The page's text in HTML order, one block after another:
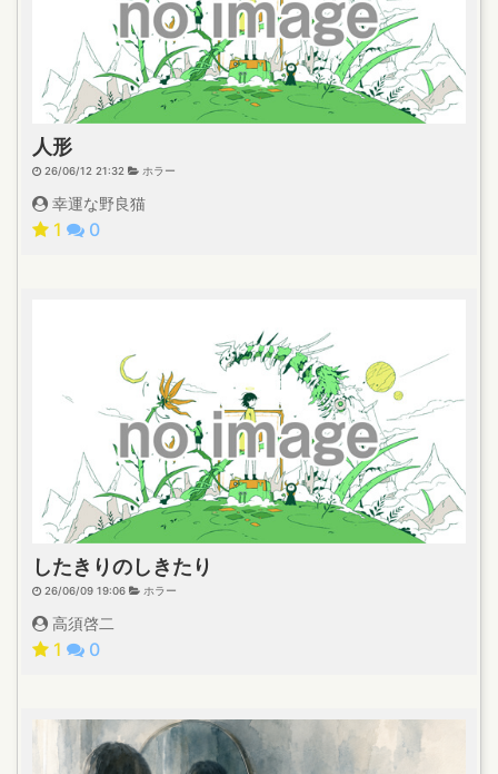
人形
26/06/12 21:32 ホラー
幸運な野良猫
1 0
したきりのしきたり
26/06/09 19:06 ホラー
高須啓二
1 0